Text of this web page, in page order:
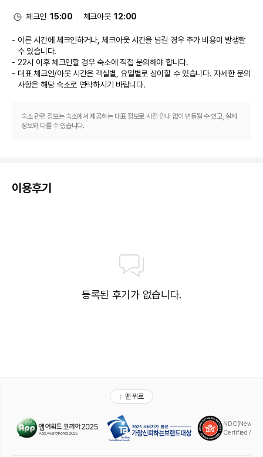
를 이용하실 수 있어요. 커피숍/카페에서는 스낵이 제공됩니다. 바/라운지 또
아침 식사(뷔페)가 주중 06:30 ~ 10:30 및 주말 06:30 ~ 11:00에 유료로
제공됩니다.
비즈니스, 기타 편의시설
대표적인 편의 시설과 서비스로는 비즈니스 센터, 리무진/타운카 서비스, 간편
체크아웃 등이 있습니다. 싱가포르에서의 행사를 계획하시나요? 이 리조트에
체크인 15:00 체크아웃 12:00
이른 시간에 체크인하거나, 체크아웃 시간을 넘길 경우 추가 비용이 발생할
수 있습니다.
22시 이후 체크인할 경우 숙소에 직접 문의해야 합니다.
대표 체크인/아웃 시간은 객실별, 요일별로 상이할 수 있습니다. 자세한 문의
사항은 해당 숙소로 연락하시기 바랍니다.
숙소 관련 정보는 숙소에서 제공하는 대표 정보로 사전 안내 없이 변동될 수 있고, 실제
정보와 다를 수 있습니다.
이용후기
등록된 후기가 없습니다.